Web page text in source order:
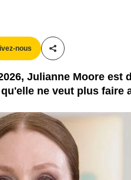
nous
Partager cet article
Julianne Moore est
ne veut plus faire